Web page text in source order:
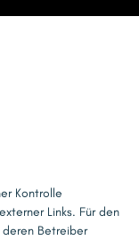
Kontrolle
Links. Für den
Betreiber